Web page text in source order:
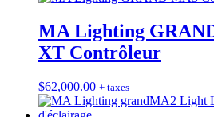
MA Lighting
XT Contrôleur
$62,000.00 + taxes